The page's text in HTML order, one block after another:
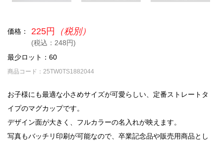
価格： 225円 （税別）
(税込：248円)
最少ロット：60
商品コード：25TW0TS1882044
お子様にも最適な小さめサイズが可愛らしい、定番ストレートタ
イプのマグカップです。
デザイン面が大きく、フルカラーの名入れが映えます。
写真もバッチリ印刷が可能なので、卒業記念品や販売用商品とし